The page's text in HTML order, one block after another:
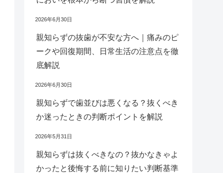
2026年6月30日
親知らずの抜歯が不安な方へ｜痛みのピ
ークや回復期間、日常生活の注意点を徹
底解説
2026年6月30日
親知らずで歯並びは悪くなる？抜くべき
か迷ったときの判断ポイントを解説
2026年5月31日
親知らずは抜くべきなの？抜かなきゃよ
かったと後悔する前に知りたい判断基準